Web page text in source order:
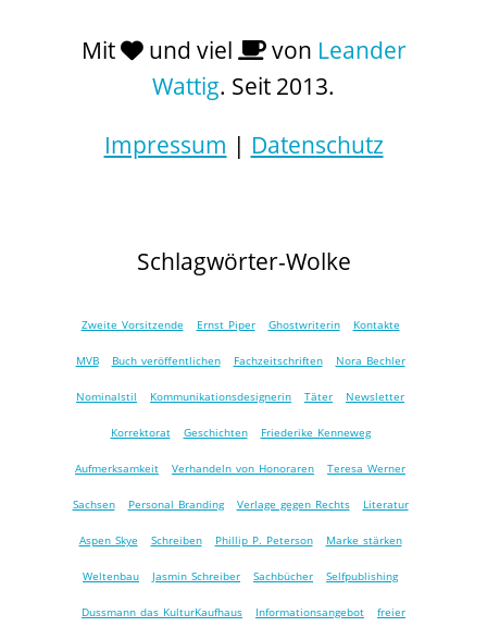
Mit und viel von Leander
Wattig. Seit 2013.
Impressum | Datenschutz
Schlagwörter-Wolke
Zweite Vorsitzende Ernst Piper Ghostwriterin Kontakte
MVB Buch veröffentlichen Fachzeitschriften Nora Bechler
Nominalstil Kommunikationsdesignerin Täter Newsletter
Korrektorat Geschichten Friederike Kenneweg
Aufmerksamkeit Verhandeln von Honoraren Teresa Werner
Sachsen Personal Branding Verlage gegen Rechts Literatur
Aspen Skye Schreiben Phillip P. Peterson Marke stärken
Weltenbau Jasmin Schreiber Sachbücher Selfpublishing
Dussmann das KulturKaufhaus Informationsangebot freier